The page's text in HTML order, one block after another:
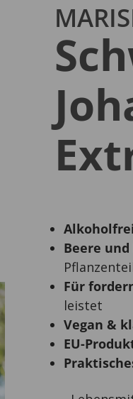
Beere
Für
leistet
Vegan &
EU-